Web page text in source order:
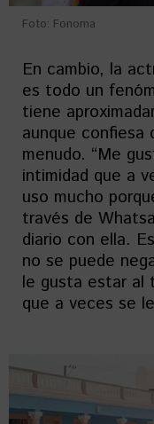
Foto: Fonoma
En cambio, la
es todo un
tiene
aunque confiesa
menudo. “Me
intimidad que a
uso mucho
través de
diario con ella.
no se puede
le gusta estar al
que a veces se